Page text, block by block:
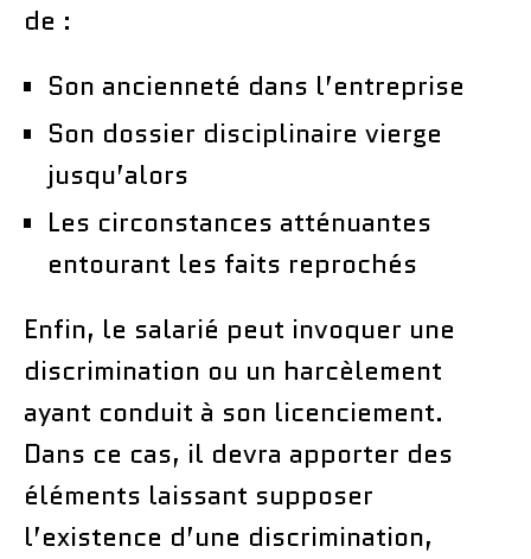
de :
Son ancienneté dans l’entreprise
Son dossier disciplinaire vierge
jusqu’alors
Les circonstances atténuantes
entourant les faits reprochés
Enfin, le salarié peut invoquer une
discrimination ou un harcèlement
ayant conduit à son licenciement.
Dans ce cas, il devra apporter des
éléments laissant supposer
l’existence d’une discrimination,